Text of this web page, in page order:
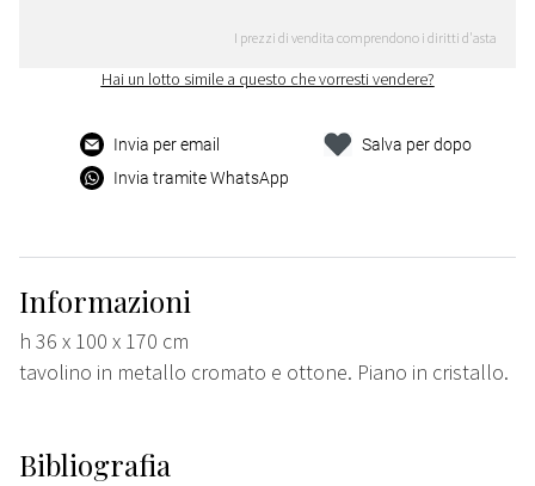
I prezzi di vendita comprendono i diritti d'asta
Hai un lotto simile a questo che vorresti vendere?
Invia per email
Invia tramite WhatsApp
Salva per dopo
Informazioni
h 36 x 100 x 170 cm
tavolino in metallo cromato e ottone. Piano in cristallo.
Bibliografia